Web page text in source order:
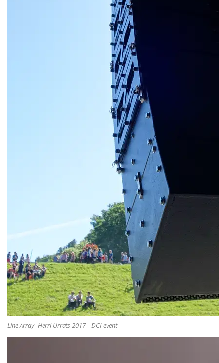
Line Array- Herri Urrats 2017 – DCI event